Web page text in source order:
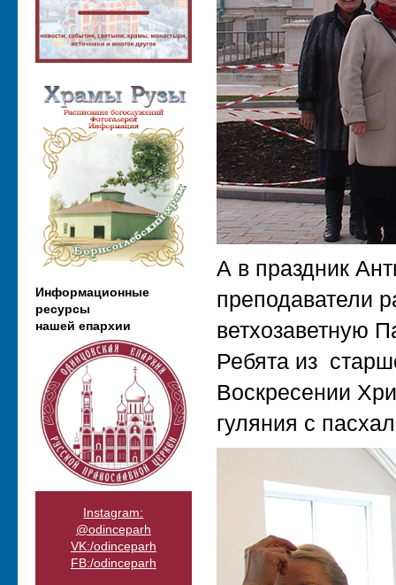
Информационные
ресурсы
нашей епархии
Instagram:
@odinceparh
VK:/odinceparh
FB:/odinceparh
А в праздник
преподаватели
ветхозаветную
Ребята из
Воскресении
гуляния с